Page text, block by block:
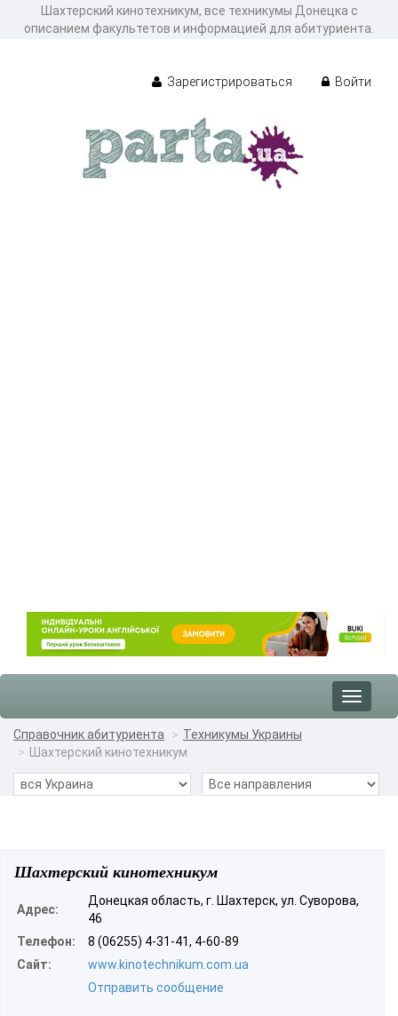
Шахтерский кинотехникум, все техникумы Донецка с
описанием факультетов и информацией для абитуриента.
Зарегистрироваться Войти
Toggle
Справочник абитуриента
Техникумы Украины
Шахтерский кинотехникум
Шахтерский кинотехникум
Адрес:
Донецкая область, г. Шахтерск, ул. Суворова,
46
Телефон:
8 (06255) 4-31-41, 4-60-89
Сайт:
www.kinotechnikum.com.ua
Отправить сообщение